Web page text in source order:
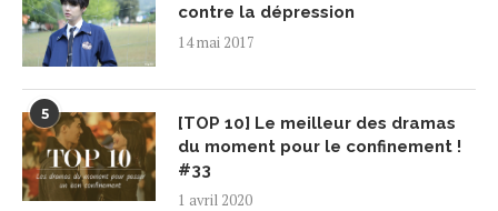
contre la dépression
14 mai 2017
5
[TOP 10] Le meilleur des dramas
du moment pour le confinement !
#33
1 avril 2020